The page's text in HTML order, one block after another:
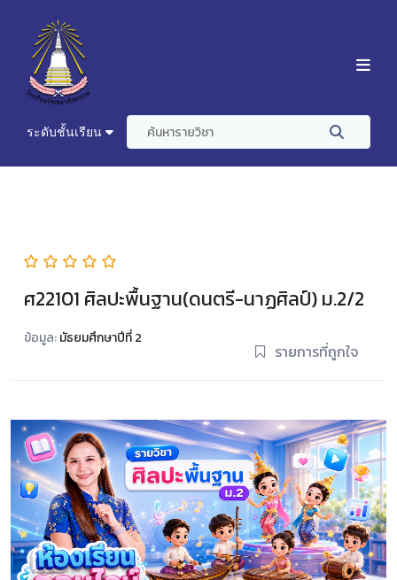
ระดับชั้นเรียน
ศ22101 ศิลปะพื้นฐาน(ดนตรี-นาฏศิลป์) ม.2/2
ข้อมูล:มัธยมศึกษาปีที่ 2
รายการที่ถูกใจ